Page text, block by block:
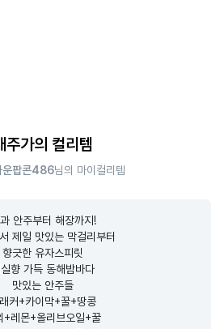
주가의 컬리템
운팝콘486님의 마이컬리템
안주부터 해장까지!
제일 맛있는 막걸리부터
향긋한 유자스피릿
향 가득 동해밤바다
맛있는 안주들
커+카이막+꿀+땅콩
+레몬+올리브오일+꿀